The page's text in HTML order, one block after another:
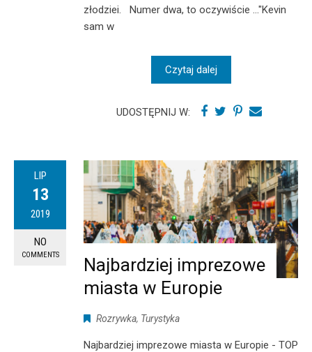
złodziei. Numer dwa, to oczywiście ..."Kevin
sam w
Czytaj dalej
UDOSTĘPNIJ W:
LIP
13
2019
NO
COMMENTS
Najbardziej imprezowe
miasta w Europie
Rozrywka, Turystyka
Najbardziej imprezowe miasta w Europie - TOP